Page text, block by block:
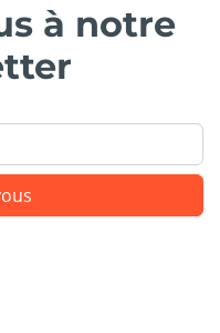
à notre